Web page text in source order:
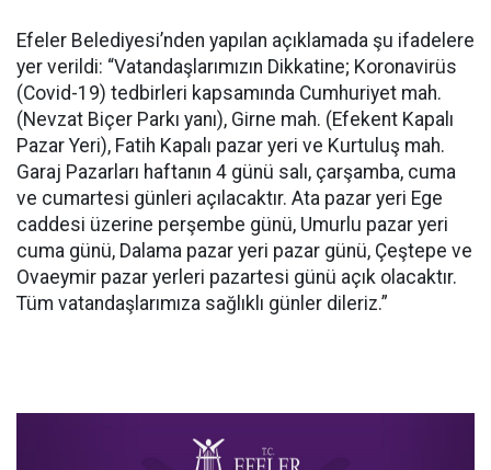
Efeler Belediyesi’nden yapılan açıklamada şu ifadelere
yer verildi: “Vatandaşlarımızın Dikkatine; Koronavirüs
(Covid-19) tedbirleri kapsamında Cumhuriyet mah.
(Nevzat Biçer Parkı yanı), Girne mah. (Efekent Kapalı
Pazar Yeri), Fatih Kapalı pazar yeri ve Kurtuluş mah.
Garaj Pazarları haftanın 4 günü salı, çarşamba, cuma
ve cumartesi günleri açılacaktır. Ata pazar yeri Ege
caddesi üzerine perşembe günü, Umurlu pazar yeri
cuma günü, Dalama pazar yeri pazar günü, Çeştepe ve
Ovaeymir pazar yerleri pazartesi günü açık olacaktır.
Tüm vatandaşlarımıza sağlıklı günler dileriz.”